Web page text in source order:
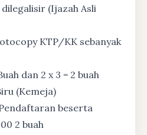
(Ijazah Asli
KTP/KK sebanyak
dan 2 x 3 = 2 buah
(Kemeja)
beserta
2 buah